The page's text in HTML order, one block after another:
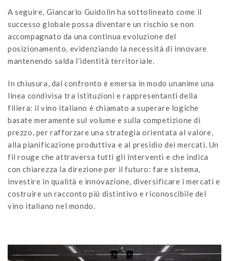
A seguire, Giancarlo Guidolin ha sottolineato come il
successo globale possa diventare un rischio se non
accompagnato da una continua evoluzione del
posizionamento, evidenziando la necessità di innovare
mantenendo salda l’identità territoriale.
In chiusura, dal confronto è emersa in modo unanime una
linea condivisa tra istituzioni e rappresentanti della
filiera: il vino italiano è chiamato a superare logiche
basate meramente sul volume e sulla competizione di
prezzo, per rafforzare una strategia orientata al valore,
alla pianificazione produttiva e al presidio dei mercati. Un
fil rouge che attraversa tutti gli interventi e che indica
con chiarezza la direzione per il futuro: fare sistema,
investire in qualità e innovazione, diversificare i mercati e
costruire un racconto più distintivo e riconoscibile del
vino italiano nel mondo.